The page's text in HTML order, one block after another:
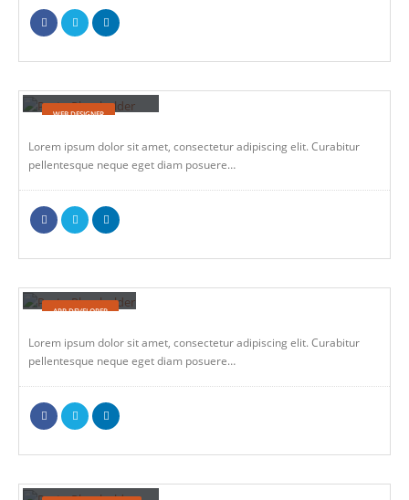
Melinda Wolosky
WEB DESIGNER
Lorem ipsum dolor sit amet, consectetur adipiscing elit. Curabitur
pellentesque neque eget diam posuere…
APP DEVELOPER
Lorem ipsum dolor sit amet, consectetur adipiscing elit. Curabitur
pellentesque neque eget diam posuere…
Melissa Doe